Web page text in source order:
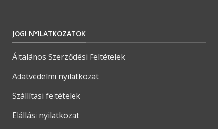
JOGI NYILATKOZATOK
Általános Szerződési Feltételek
Adatvédelmi nyilatkozat
Szállítási feltételek
Elállási nyilatkozat